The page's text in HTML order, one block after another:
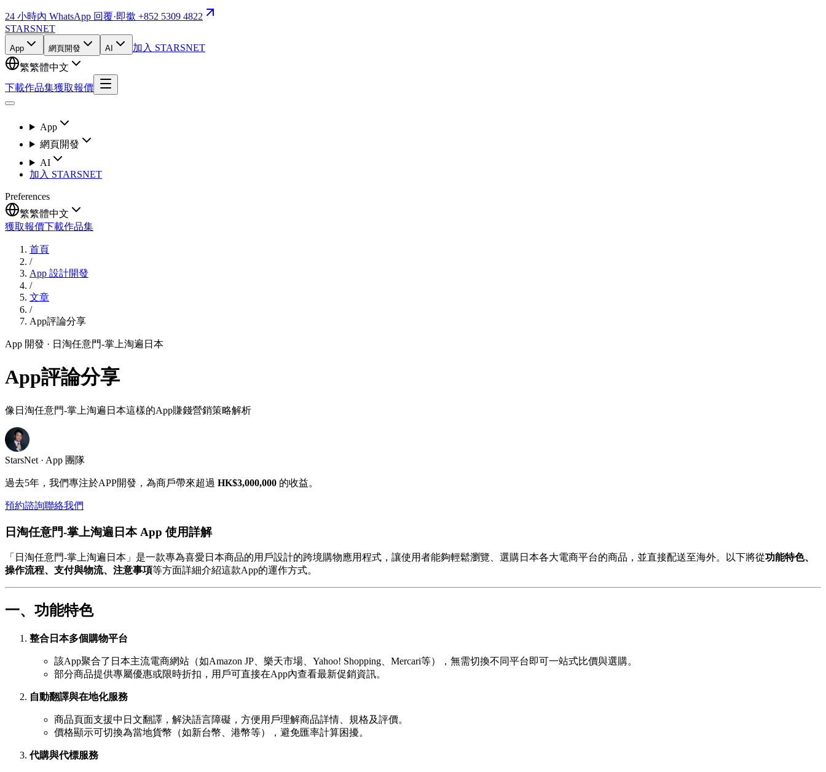
24 小時內 WhatsApp 回覆·即撳 +852 5309 4822
STARSNET
App 網頁開發 AI
加入 STARSNET
繁繁體中文
下載作品集獲取報價
App
網頁開發
AI
加入 STARSNET
Preferences
繁繁體中文
獲取報價下載作品集
首頁
/
App 設計開發
/
文章
/
App評論分享
App 開發 · 日淘任意門-掌上淘遍日本
App評論分享
像日淘任意門-掌上淘遍日本這樣的App賺錢營銷策略解析
StarsNet · App 團隊
過去5年，我們專注於APP開發，為商戶帶來超過 HK$3,000,000 的收益。
預約諮詢聯絡我們
日淘任意門-掌上淘遍日本 App 使用詳解
「日淘任意門-掌上淘遍日本」是一款專為喜愛日本商品的用戶設計的跨境購物應用程式，讓使用者能夠輕鬆瀏覽、選購日本各大電商平台的商品，並直接配送至海外。以下將從功能特色、
操作流程、支付與物流、注意事項等方面詳細介紹這款App的運作方式。
一、功能特色
整合日本多個購物平台
該App聚合了日本主流電商網站（如Amazon JP、樂天市場、Yahoo! Shopping、Mercari等），無需切換不同平台即可一站式比價與選購。
部分商品提供專屬優惠或限時折扣，用戶可直接在App內查看最新促銷資訊。
自動翻譯與在地化服務
商品頁面支援中日文翻譯，解決語言障礙，方便用戶理解商品詳情、規格及評價。
價格顯示可切換為當地貨幣（如新台幣、港幣等），避免匯率計算困擾。
代購與代標服務